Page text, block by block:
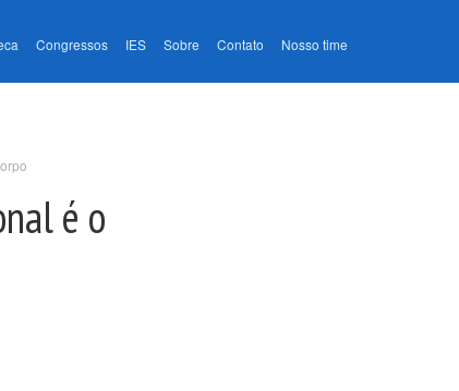
Congressos IES Sobre Contato Nosso time
é o